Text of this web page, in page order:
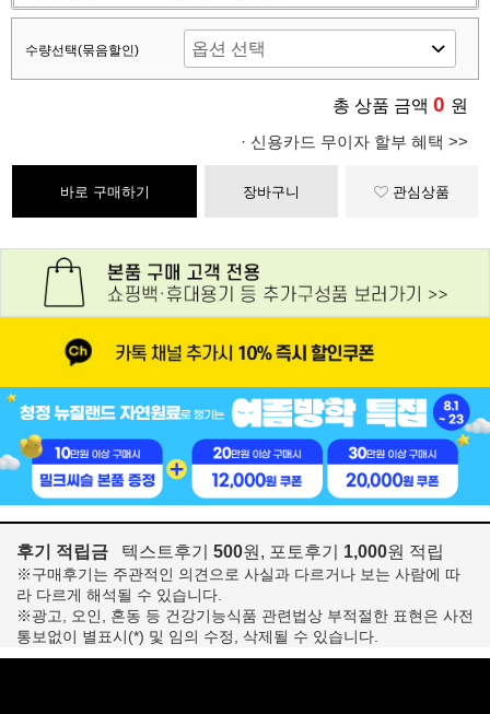
수량선택(묶음할인)
총 상품 금액 0 원
· 신용카드 무이자 할부 혜택 >>
바로 구매하기 장바구니 관심상품
후기 적립금 텍스트후기 500원, 포토후기 1,000원 적립
※구매후기는 주관적인 의견으로 사실과 다르거나 보는 사람에 따
라 다르게 해석될 수 있습니다.
※광고, 오인, 혼동 등 건강기능식품 관련법상 부적절한 표현은 사전
통보없이 별표시(*) 및 임의 수정, 삭제될 수 있습니다.